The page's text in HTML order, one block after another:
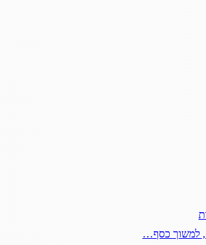
למשוך כסף…